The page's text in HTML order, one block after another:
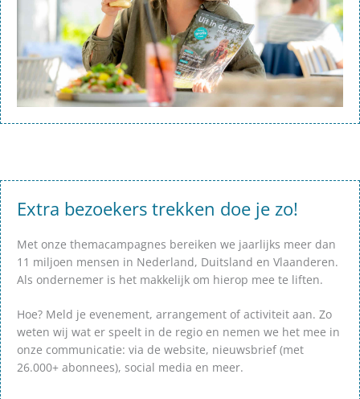
Extra bezoekers trekken doe je zo!
Met onze themacampagnes bereiken we jaarlijks meer dan
11 miljoen mensen in Nederland, Duitsland en Vlaanderen.
Als ondernemer is het makkelijk om hierop mee te liften.
Hoe? Meld je evenement, arrangement of activiteit aan. Zo
weten wij wat er speelt in de regio en nemen we het mee in
onze communicatie: via de website, nieuwsbrief (met
26.000+ abonnees), social media en meer.